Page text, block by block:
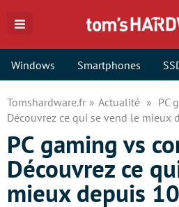
Windows Smartphones
Tomshardware.fr Actualité
PC
Découvrez ce qui se vend le mieux
PC gaming vs
Découvrez ce
mieux depuis